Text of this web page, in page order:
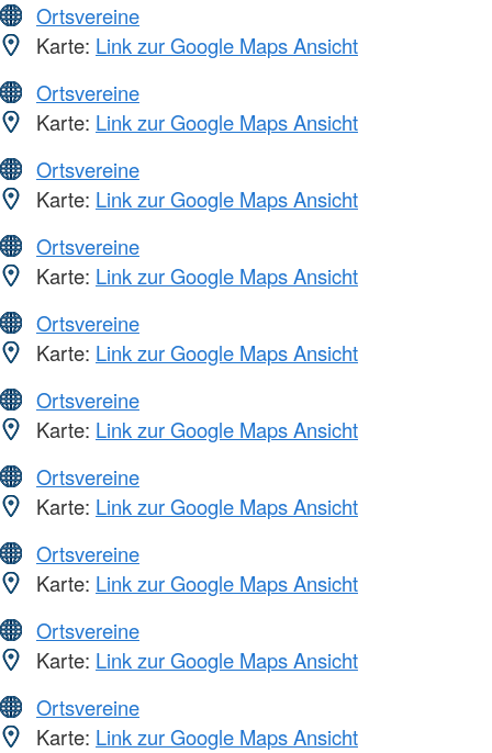
Ortsvereine
Karte: Link zur Google Maps Ansicht
Ortsvereine
Karte: Link zur Google Maps Ansicht
Ortsvereine
Karte: Link zur Google Maps Ansicht
Ortsvereine
Karte: Link zur Google Maps Ansicht
Ortsvereine
Karte: Link zur Google Maps Ansicht
Ortsvereine
Karte: Link zur Google Maps Ansicht
Ortsvereine
Karte: Link zur Google Maps Ansicht
Ortsvereine
Karte: Link zur Google Maps Ansicht
Ortsvereine
Karte: Link zur Google Maps Ansicht
Ortsvereine
Karte: Link zur Google Maps Ansicht